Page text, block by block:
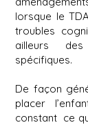
lorsque le
troubles
ailleurs
spécifiques.
De façon
placer
constant ce